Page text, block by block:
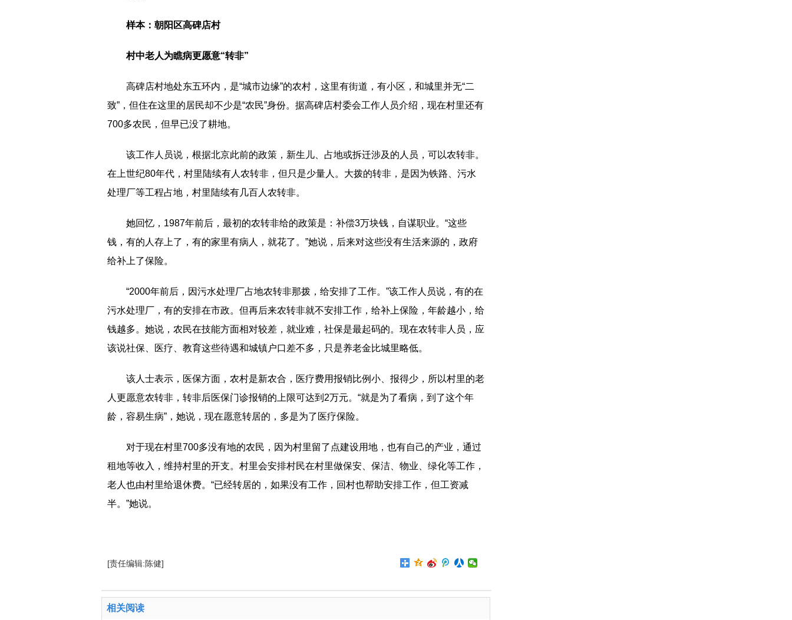
样本：朝阳区高碑店村
村中老人为瞧病更愿意“转非”
高碑店村地处东五环内，是“城市边缘”的农村，这里有街道，有小区，和城里并无“二
致”，但住在这里的居民却不少是“农民”身份。据高碑店村委会工作人员介绍，现在村里还有
700多农民，但早已没了耕地。
该工作人员说，根据北京此前的政策，新生儿、占地或拆迁涉及的人员，可以农转非。
在上世纪80年代，村里陆续有人农转非，但只是少量人。大拨的转非，是因为铁路、污水
处理厂等工程占地，村里陆续有几百人农转非。
她回忆，1987年前后，最初的农转非给的政策是：补偿3万块钱，自谋职业。“这些
钱，有的人存上了，有的家里有病人，就花了。”她说，后来对这些没有生活来源的，政府
给补上了保险。
“2000年前后，因污水处理厂占地农转非那拨，给安排了工作。”该工作人员说，有的在
污水处理厂，有的安排在市政。但再后来农转非就不安排工作，给补上保险，年龄越小，给
钱越多。她说，农民在技能方面相对较差，就业难，社保是最起码的。现在农转非人员，应
该说社保、医疗、教育这些待遇和城镇户口差不多，只是养老金比城里略低。
该人士表示，医保方面，农村是新农合，医疗费用报销比例小、报得少，所以村里的老
人更愿意农转非，转非后医保门诊报销的上限可达到2万元。“就是为了看病，到了这个年
龄，容易生病”，她说，现在愿意转居的，多是为了医疗保险。
对于现在村里700多没有地的农民，因为村里留了点建设用地，也有自己的产业，通过
租地等收入，维持村里的开支。村里会安排村民在村里做保安、保洁、物业、绿化等工作，
老人也由村里给退休费。“已经转居的，如果没有工作，回村也帮助安排工作，但工资减
半。”她说。
[责任编辑:陈健]
相关阅读